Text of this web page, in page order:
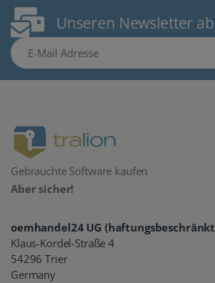
Unseren Newsletter
E-Mail Adresse
Gebrauchte Software kaufen
Aber sicher!
oemhandel24 UG
Klaus-Kordel-Straße 4
54296 Trier
Germany